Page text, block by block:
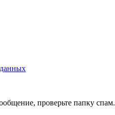
проверьте папку спам.